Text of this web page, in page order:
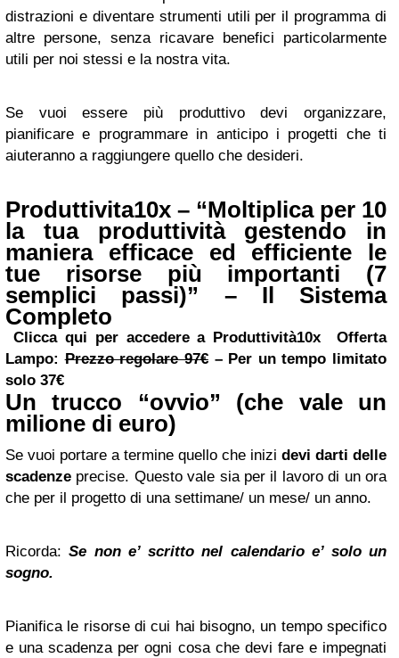
distrazioni e diventare strumenti utili per il programma di
altre persone, senza ricavare benefici particolarmente
utili per noi stessi e la nostra vita.
Se vuoi essere più produttivo devi organizzare,
pianificare e programmare in anticipo i progetti che ti
aiuteranno a raggiungere quello che desideri.
Produttivita10x – “Moltiplica per 10
la tua produttività gestendo in
maniera efficace ed efficiente le
tue risorse più importanti (7
semplici passi)” – Il Sistema
Completo
Clicca qui per accedere a Produttività10x
Offerta
Lampo: Prezzo regolare 97€– Per un tempo limitato
solo 37€
Un trucco “ovvio” (che vale un
milione di euro)
Se vuoi portare a termine quello che inizi devi darti delle
scadenze precise. Questo vale sia per il lavoro di un ora
che per il progetto di una settimane/ un mese/ un anno.
Ricorda:Se non e’ scritto nel calendario e’ solo un
sogno.
Pianifica le risorse di cui hai bisogno, un tempo specifico
e una scadenza per ogni cosa che devi fare e impegnati